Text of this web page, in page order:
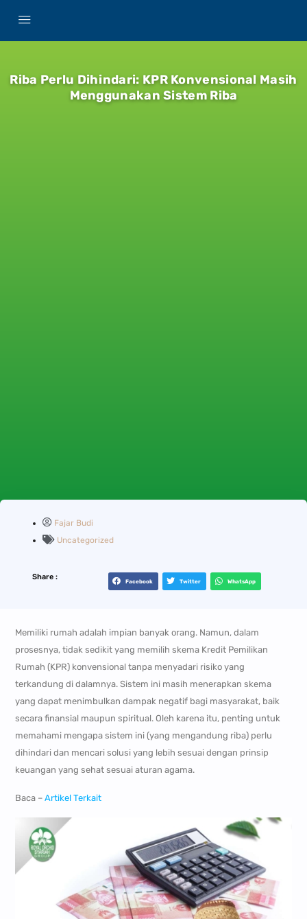
Riba Perlu Dihindari: KPR Konvensional Masih
Menggunakan Sistem Riba
Fajar Budi
Uncategorized
Share :
Facebook Twitter WhatsApp
Memiliki rumah adalah impian banyak orang. Namun, dalam
prosesnya, tidak sedikit yang memilih skema Kredit Pemilikan
Rumah (KPR) konvensional tanpa menyadari risiko yang
terkandung di dalamnya. Sistem ini masih menerapkan skema
yang dapat menimbulkan dampak negatif bagi masyarakat, baik
secara finansial maupun spiritual. Oleh karena itu, penting untuk
memahami mengapa sistem ini (yang mengandung riba) perlu
dihindari dan mencari solusi yang lebih sesuai dengan prinsip
keuangan yang sehat sesuai aturan agama.
Baca – Artikel Terkait